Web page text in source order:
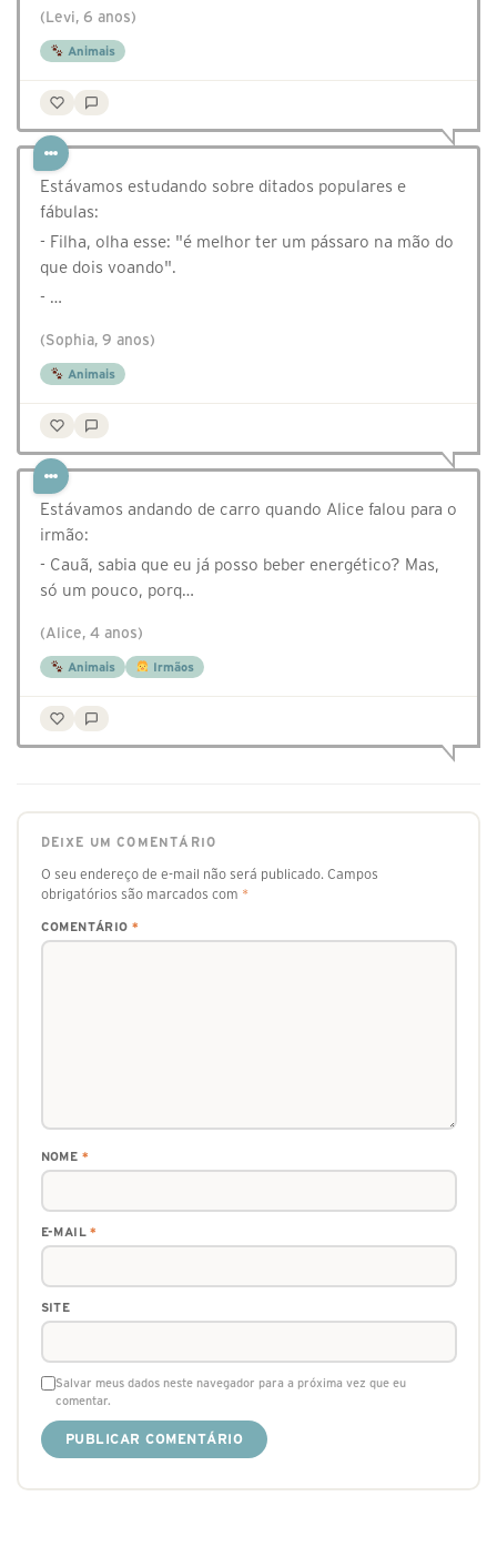
(Levi, 6 anos)
Animais
Estávamos estudando sobre ditados populares e
fábulas:
- Filha, olha esse: "é melhor ter um pássaro na mão do
que dois voando".
- …
(Sophia, 9 anos)
Animais
Estávamos andando de carro quando Alice falou para o
irmão:
- Cauã, sabia que eu já posso beber energético? Mas,
só um pouco, porq…
(Alice, 4 anos)
Animais Irmãos
DEIXE UM COMENTÁRIO
O seu endereço de e-mail não será publicado. Campos
obrigatórios são marcados com *
COMENTÁRIO *
NOME *
E-MAIL*
SITE
Salvar meus dados neste navegador para a próxima vez que eu
comentar.